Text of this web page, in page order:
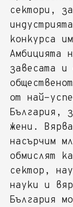
сектори,
конкурса
Амбицията
завесата и
от най-
България,
жени.
насърчим
обмислят
сектор,
науки и
България